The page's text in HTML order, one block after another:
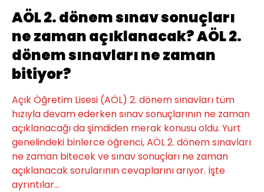
AÖL 2. dönem sınav sonuçları
ne zaman açıklanacak? AÖL 2.
dönem sınavları ne zaman
bitiyor?
Açık Öğretim Lisesi (AÖL) 2. dönem sınavları tüm
hızıyla devam ederken sınav sonuçlarının ne zaman
açıklanacağı da şimdiden merak konusu oldu. Yurt
genelindeki binlerce öğrenci, AÖL 2. dönem sınavları
ne zaman bitecek ve sınav sonuçları ne zaman
açıklanacak sorularının cevaplarını arıyor. İşte
ayrıntılar...